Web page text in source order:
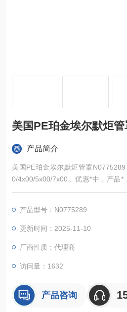
美国PE珀金埃尔默炬
产品简介
美国PE珀金埃尔默炬管罩
0/4x00/5x00/7x00。优惠*中，产品*
来电详询。
产品型号：N0775289
更新时间：2025-11-10
厂商性质：代理商
访问量：1632
产品咨询